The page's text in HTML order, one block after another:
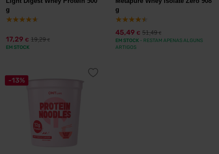
g
17,29 € 19,29€
EM STOCK
g
45,49 € 51,49€
EM STOCK - RESTAM APENAS ALGUNS
ARTIGOS
-13%